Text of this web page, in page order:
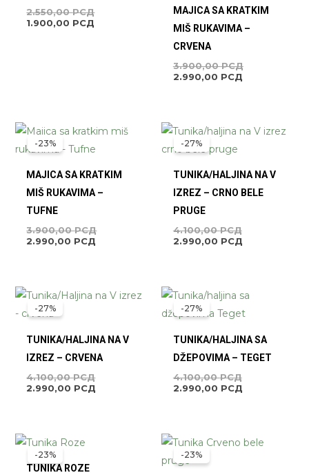
2.550,00РСД
1.900,00 РСД
MAJICA SA KRATKIM
MIŠ RUKAVIMA –
CRVENA
3.900,00РСД
2.990,00 РСД
-23%
MAJICA SA KRATKIM
MIŠ RUKAVIMA –
TUFNE
3.900,00РСД
ORIGINALNA
CENA
3.900,00 РСД.
2.990,00 РСД
TRENUTNA
CENA
-27%
TUNIKA/HALJINA NA V
IZREZ – CRNO BELE
PRUGE
4.100,00РСД
ORIGINALNA
CENA
4.100,00
2.990,00 РСД
TRENUTNA
CENA
-27%
TUNIKA/HALJINA NA V
IZREZ – CRVENA
4.100,00РСД
ORIGINALNA
CENA
4.100,00 РСД.
2.990,00 РСД
TRENUTNA
CENA
-27%
TUNIKA/HALJINA SA
DŽEPOVIMA – TEGET
4.100,00РСД
ORIGINALNA
CENA
JE
4.100,00
2.990,00 РСД
TRENUTNA
CENA
JE:
-23%
TUNIKA ROZE
-23%
ORIGINALNA
CENA
TRENUTNA
CENA